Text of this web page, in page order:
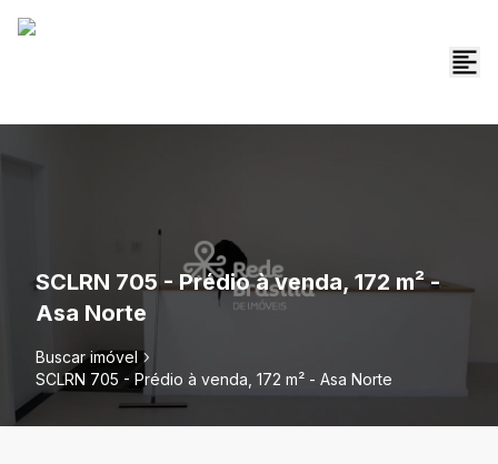
SCLRN 705 - Prédio à venda, 172 m² -
Asa Norte
Buscar imóvel
SCLRN 705 - Prédio à venda, 172 m² - Asa Norte